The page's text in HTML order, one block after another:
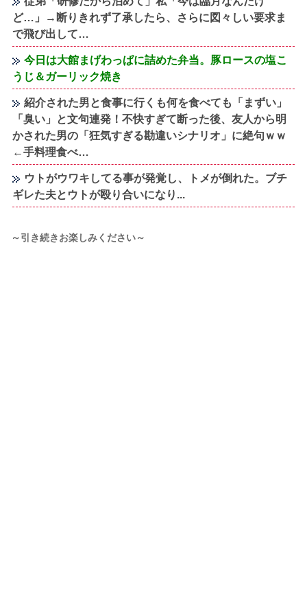
ど…」→断りきれず了承したら、さらに図々しい要求ま
で飛び出して…
今日は大館まげわっぱに詰めた弁当。豚ロースの塩こ
うじ＆ガーリック焼き
紹介された男と食事に行くも何を食べても「まずい」
「臭い」と文句連発！不快すぎて断った後、友人から明
かされた男の「狂気すぎる勘違いシナリオ」に絶句ｗｗ
←手料理食べ…
ウトがウワキしてる事が発覚し、トメが倒れた。ブチ
ギレた夫とウトが殴り合いになり...
～引き続きお楽しみください～